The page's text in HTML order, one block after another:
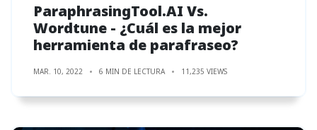
ParaphrasingTool.AI Vs.
Wordtune - ¿Cuál es la mejor
herramienta de parafraseo?
MAR. 10, 2022 6 MIN DE LECTURA 11,235 VIEWS